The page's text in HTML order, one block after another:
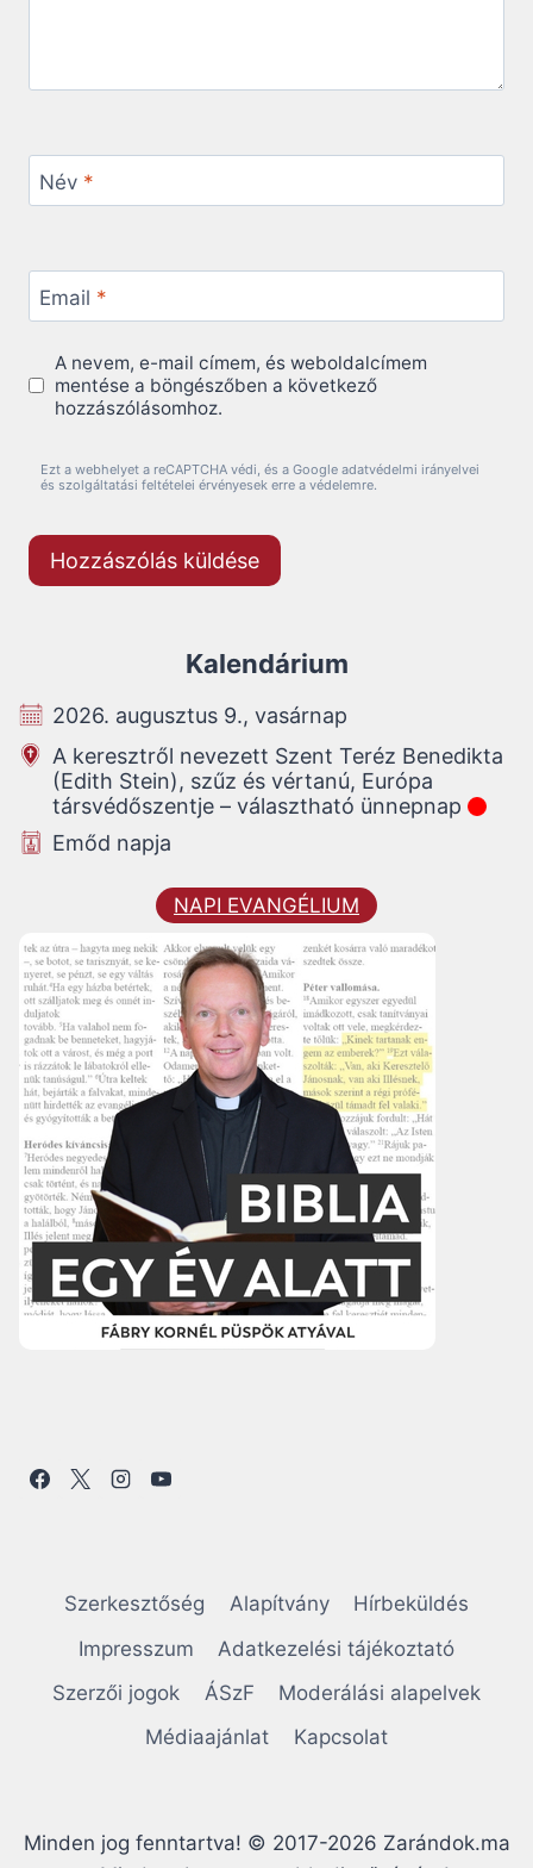
Név *
Email *
A nevem, e-mail címem, és weboldalcímem
mentése a böngészőben a következő
hozzászólásomhoz.
Ezt a webhelyet a reCAPTCHA védi, és a Google adatvédelmi irányelvei
és szolgáltatási feltételei érvényesek erre a védelemre.
Kalendárium
2026. augusztus 9., vasárnap
A keresztről nevezett Szent Teréz Benedikta
(Edith Stein), szűz és vértanú, Európa
társvédőszentje – választható ünnepnap
Emőd napja
NAPI EVANGÉLIUM
Szerkesztőség Alapítvány
Hírbeküldés
Impresszum
Adatkezelési tájékoztató
Szerzői jogok
ÁSzF
Moderálási alapelvek
Médiaajánlat
Kapcsolat
Minden jog fenntartva! © 2017-2026 Zarándok.ma